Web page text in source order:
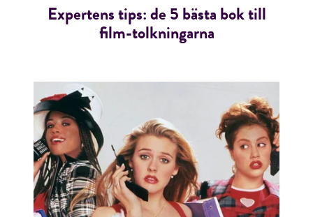
Expertens tips: de 5 bästa bok till
film-tolkningarna